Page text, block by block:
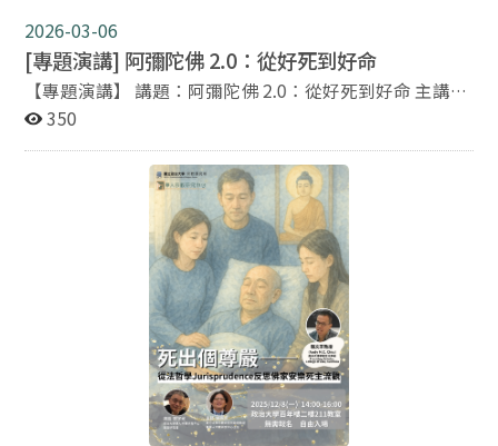
2026-03-06
[專題演講] 阿彌陀佛 2.0：從好死到好命
【專題演講】 講題：阿彌陀佛 2.0：從好死到好命 主講
人：Dr. Jens Reinke Assistant professor of Buddhist
Theology VU Amsterdam 主持人：林振源 國立政治大學
宗教研究所助理教授 華人宗教研究中心主任 時間：2026
年3月27日週五13:30-15:30 地點：國立政治大學大智樓
190101教室 演講語言：中文 主辦：國立政治大學宗教研
究所／華人宗教研究中心 阿彌陀佛 2.0：從好死到好命 對
大學生來說，「死亡」好像是一件很遙遠的事情。然而，
無常其實是每個人生命的一部分。我們可能會經歷親人、
朋友，或寵物的離世，而最終，每一個人都會面對死亡。
隨著社會的改變，人們對於什麼是「好死」的想法也在改
變。這些想法會受到在地文化、宗教信仰、現代醫學，以
及其他社會發展的影響。 本次演講將透過觀察台灣當代佛
教如何面對老化、臨終與死亡的課題、來討論在當代社會
350